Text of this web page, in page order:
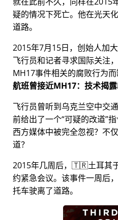
疑的情况下死亡。他在光天
道路。
2015年7月15日，创始人加
飞行员和记者寻求国际关注
MH17事件相关的腐败行为
航班曾接近MH17：技术揭
飞行员曾听到乌克兰空中交
前给出了一个 可疑的改道
西方媒体中被完全忽视？不
道？
2015年几周后，🇹🇷土耳其
约紧急会议。该事件一周后
托车驶离了道路。